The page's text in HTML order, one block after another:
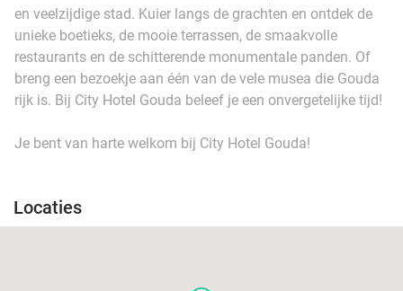
en veelzijdige stad. Kuier langs de grachten en ontdek de
unieke boetieks, de mooie terrassen, de smaakvolle
restaurants en de schitterende monumentale panden. Of
breng een bezoekje aan één van de vele musea die Gouda
rijk is. Bij City Hotel Gouda beleef je een onvergetelijke tijd!
Je bent van harte welkom bij City Hotel Gouda!
Locaties